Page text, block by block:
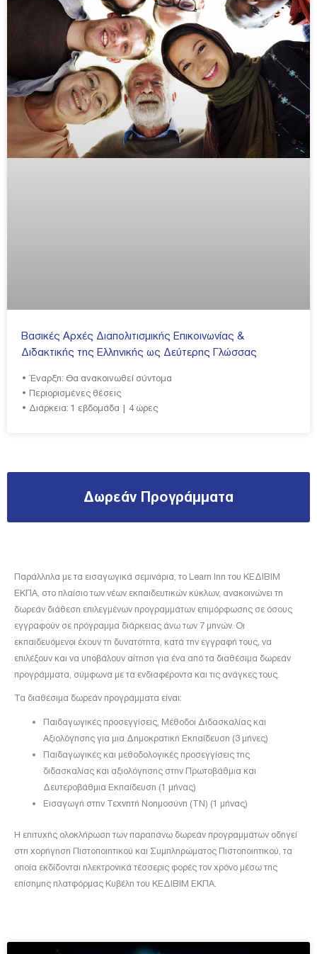
Βασικές Αρχές Διαπολιτισμικής Επικοινωνίας &
Διδακτικής της Ελληνικής ως Δεύτερης Γλώσσας
• Έναρξη: Θα ανακοινωθεί σύντομα
• Περιορισμένες θέσεις
• Διάρκεια: 1 εβδομάδα | 4 ώρες
Δωρεάν Προγράμματα
Παράλληλα με τα εισαγωγικά σεμινάρια, το Learn Inn του ΚΕΔΙΒΙΜ
ΕΚΠΑ, στο πλαίσιο των νέων εκπαιδευτικών κύκλων, ανακοινώνει τη
δωρεάν διάθεση επιλεγμένων προγραμμάτων επιμόρφωσης σε όσους
εγγραφούν σε πρόγραμμα διάρκειας άνω των 7 μηνών. Οι
εκπαιδευόμενοι έχουν τη δυνατότητα, κατά την εγγραφή τους, να
επιλέξουν και να υποβάλουν αίτηση για ένα από τα διαθέσιμα δωρεάν
προγράμματα, σύμφωνα με τα ενδιαφέροντα και τις ανάγκες τους.
Τα διαθέσιμα δωρεάν προγράμματα είναι:
Παιδαγωγικές προσεγγίσεις, Μέθοδοι Διδασκαλίας και
Αξιολόγησης για μια Δημοκρατική Εκπαίδευση (3 μήνες)
Παιδαγωγικές και μεθοδολογικές προσεγγίσεις της
διδασκαλίας και αξιολόγησης στην Πρωτοβάθμια και
Δευτεροβάθμια Εκπαίδευση (1 μήνας)
Εισαγωγή στην Τεχνητή Νοημοσύνη (ΤΝ) (1 μήνας)
Η επιτυχής ολοκλήρωση των παραπάνω δωρεάν προγραμμάτων οδηγεί
στη χορήγηση Πιστοποιητικού και Συμπληρώματος Πιστοποιητικού, τα
οποία εκδίδονται ηλεκτρονικά τέσσερις φορές τον χρόνο μέσω της
επίσημης πλατφόρμας Κυβέλη του ΚΕΔΙΒΙΜ ΕΚΠΑ.